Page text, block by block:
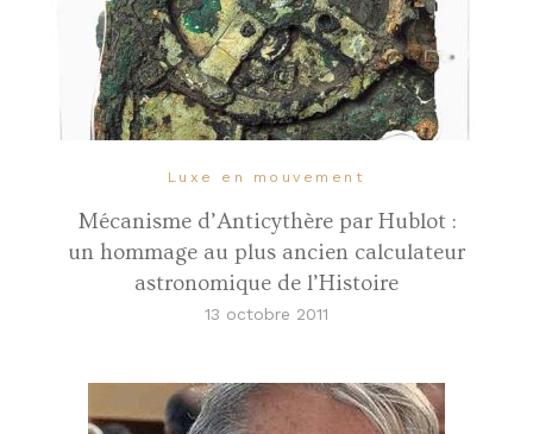
Luxe en mouvement
Mécanisme d’Anticythère par Hublot :
un hommage au plus ancien calculateur
astronomique de l’Histoire
13 octobre 2011